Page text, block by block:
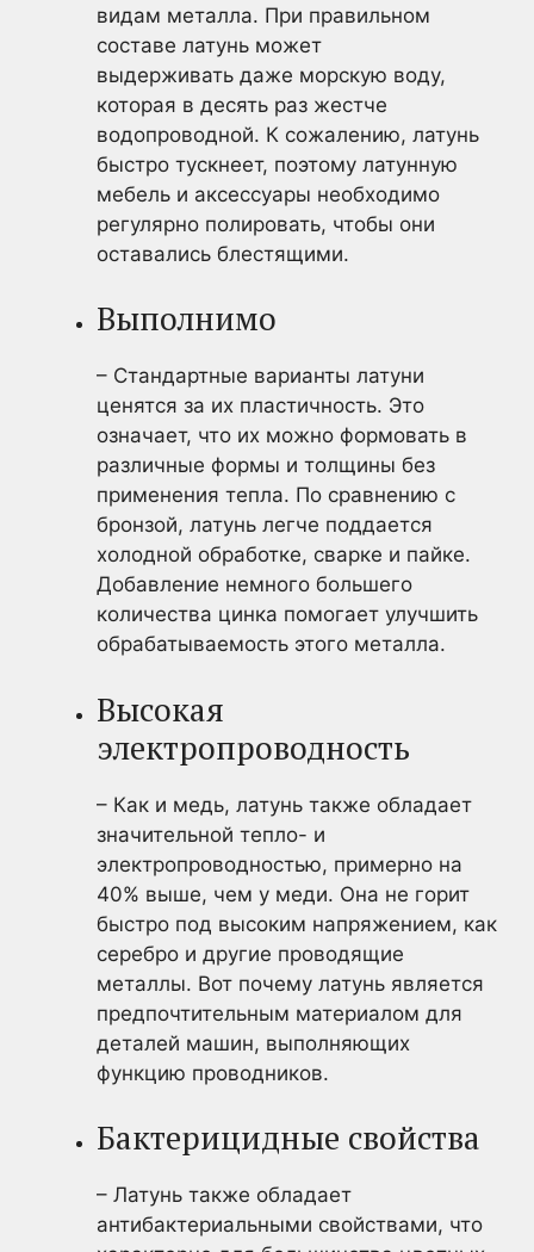
видам металла. При правильном
составе латунь может
выдерживать даже морскую воду,
которая в десять раз жестче
водопроводной. К сожалению, латунь
быстро тускнеет, поэтому латунную
мебель и аксессуары необходимо
регулярно полировать, чтобы они
оставались блестящими.
Выполнимо
– Стандартные варианты латуни
ценятся за их пластичность. Это
означает, что их можно формовать в
различные формы и толщины без
применения тепла. По сравнению с
бронзой, латунь легче поддается
холодной обработке, сварке и пайке.
Добавление немного большего
количества цинка помогает улучшить
обрабатываемость этого металла.
Высокая
электропроводность
– Как и медь, латунь также обладает
значительной тепло- и
электропроводностью, примерно на
40% выше, чем у меди. Она не горит
быстро под высоким напряжением, как
серебро и другие проводящие
металлы. Вот почему латунь является
предпочтительным материалом для
деталей машин, выполняющих
функцию проводников.
Бактерицидные свойства
– Латунь также обладает
антибактериальными свойствами, что